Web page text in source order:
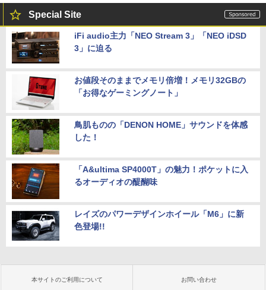
Special Site
iFi audio主力「NEO Stream 3」「NEO iDSD
3」に迫る
お値段そのままでメモリ倍増！メモリ32GBの
「お得なゲーミングノート」
鳥肌ものの「DENON HOME」サウンドを体感
した！
「A&ultima SP4000T」の魅力！ポケットに入
るオーディオの醍醐味
レイズのパワーデザインホイール「M6」に新
色登場!!
本サイトのご利用について お問い合わせ